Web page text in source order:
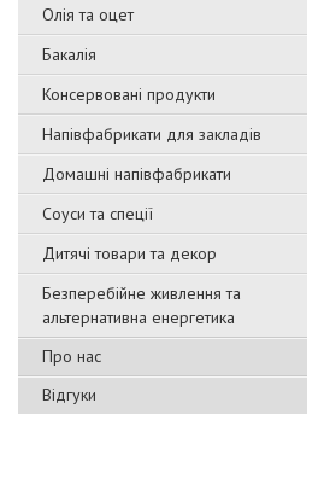
Олія та оцет
Бакалія
Консервовані продукти
Напівфабрикати для закладів
Домашні напівфабрикати
Соуси та спеції
Дитячі товари та декор
Безперебійне живлення та
альтернативна енергетика
Про нас
Відгуки